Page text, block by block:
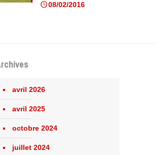
08/02/2016
avril 2026
avril 2025
octobre 2024
juillet 2024